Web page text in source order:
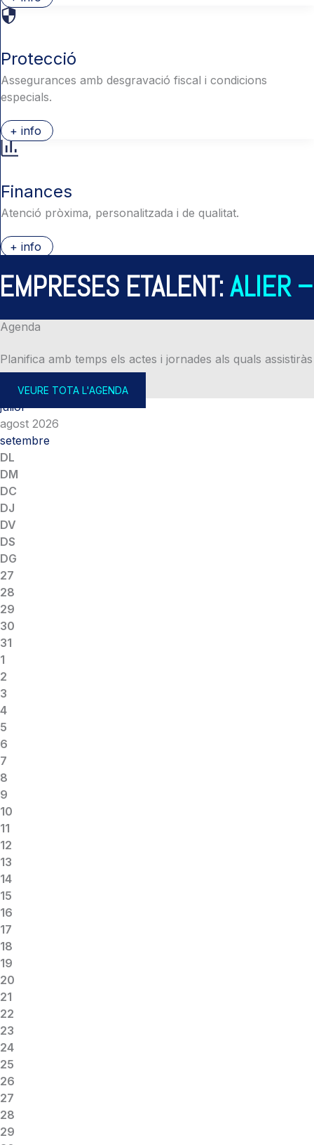
Protecció
Assegurances amb desgravació fiscal i condicions
especials.
+ info
Finances
Atenció pròxima, personalitzada i de qualitat.
+ info
ETALENT:ALIER –
Agenda
Planifica amb temps els actes i jornades als quals assistiràs
VEURE TOTA L'AGENDA
juliol
agost 2026
setembre
DL
DM
DC
DJ
DV
DS
DG
27
28
29
30
31
1
2
3
4
5
6
7
8
9
10
11
12
13
14
15
16
17
18
19
20
21
22
23
24
25
26
27
28
29